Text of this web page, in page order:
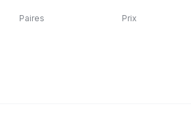
Paires Prix